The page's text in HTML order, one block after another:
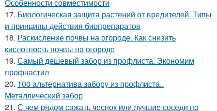
Особенности совместимости
17. Биологическая защита растений от вредителей. Типы
и принципы действия биопрепаратов
18. Раскисление почвы на огороде. Как снизить
кислотность почвы на огороде
19. Самый дешевый забор из профлиста. Экономим
профнастил
20. 100 альтернатива забору из профлиста..
Металлический забор
21. С чем рядом сажать чеснок или лучшие соседи по